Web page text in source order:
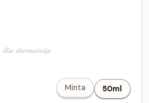
illat alternatívája
Minta 50ml